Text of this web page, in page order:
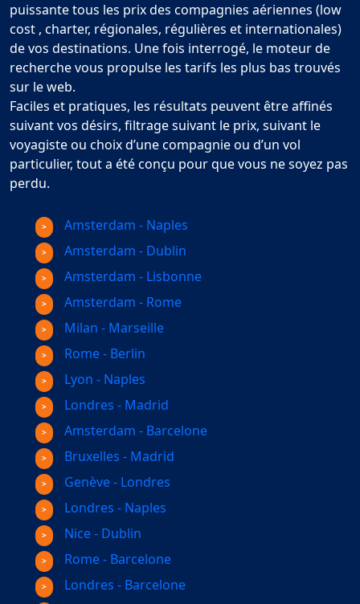
puissante tous les prix des compagnies aériennes (low
cost , charter, régionales, régulières et internationales)
de vos destinations. Une fois interrogé, le moteur de
recherche vous propulse les tarifs les plus bas trouvés
sur le web.
Faciles et pratiques, les résultats peuvent être affinés
suivant vos désirs, filtrage suivant le prix, suivant le
voyagiste ou choix d’une compagnie ou d’un vol
particulier, tout a été conçu pour que vous ne soyez pas
perdu.
Amsterdam - Naples
Amsterdam - Dublin
Amsterdam - Lisbonne
Amsterdam - Rome
Milan - Marseille
Rome - Berlin
Lyon - Naples
Londres - Madrid
Amsterdam - Barcelone
Bruxelles - Madrid
Genève - Londres
Londres - Naples
Nice - Dublin
Rome - Barcelone
Londres - Barcelone